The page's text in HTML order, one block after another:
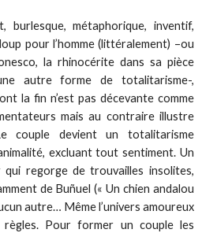
burlesque, métaphorique, inventif,
pour l’homme (littéralement) –ou
la rhinocérite dans sa pièce
autre forme de totalitarisme-,
la fin n’est pas décevante comme
mais au contraire illustre
couple devient un totalitarisme
excluant tout sentiment. Un
qui regorge de trouvailles insolites,
de Buñuel (« Un chien andalou
autre… Même l’univers amoureux
Pour former un couple les